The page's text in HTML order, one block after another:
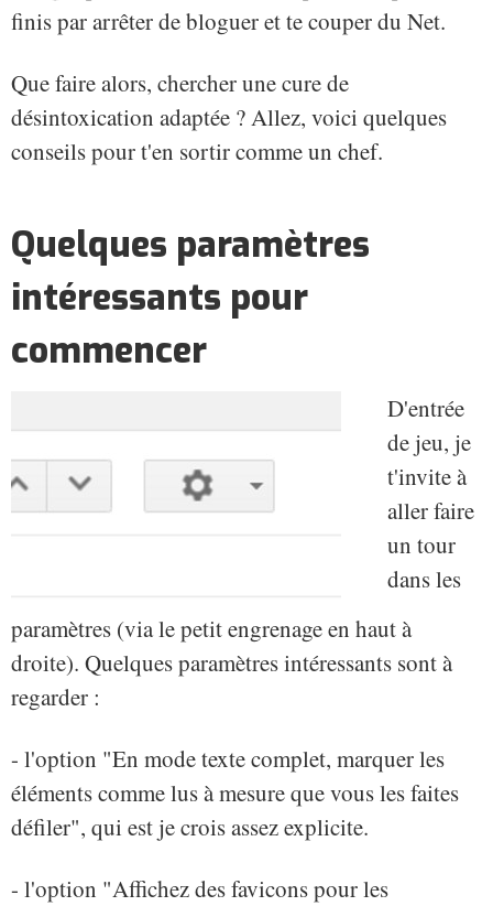
finis par arrêter de bloguer et te couper du Net.
Que faire alors, chercher une cure de
désintoxication adaptée ? Allez, voici quelques
conseils pour t'en sortir comme un chef.
Quelques paramètres
intéressants pour
commencer
D'entrée
de jeu, je
t'invite à
aller faire
un tour
dans les
paramètres (via le petit engrenage en haut à
droite). Quelques paramètres intéressants sont à
regarder :
- l'option "En mode texte complet, marquer les
éléments comme lus à mesure que vous les faites
défiler", qui est je crois assez explicite.
- l'option "Affichez des favicons pour les